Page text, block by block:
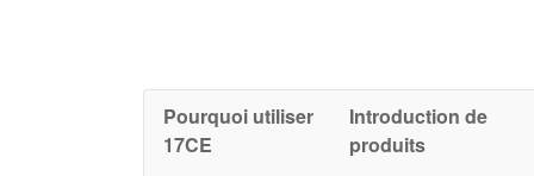
Pourquoi utiliser
17CE
Introduction de
produits